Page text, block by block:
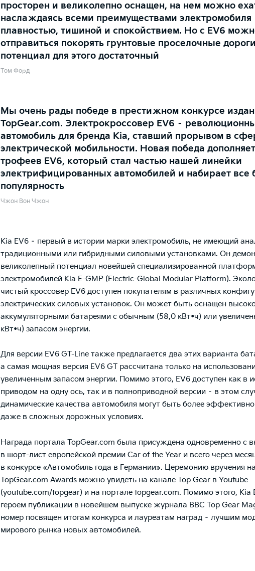
просторен и великолепно оснащен, на нем можно
наслаждаясь всеми преимуществами электромобиля
плавностью, тишиной и спокойствием. Но с EV6
отправиться покорять грунтовые проселочные
потенциал для этого достаточный
Том Форд
Мы очень рады победе в престижном конкурсе
TopGear.com. Электрокроссовер EV6 –
автомобиль для бренда Kia, ставший прорывом в
электрической мобильности. Новая победа
трофеев EV6, который стал частью нашей линейки
электрифицированных автомобилей и набирает все
популярность
Чжон Вон Чжон
Kia EV6 – первый в истории марки электромобиль, не имеющий
традиционными или гибридными силовыми установками. Он
великолепный потенциал новейшей специализированной
электромобилей Kia E-GMP (Electric-Global Modular Platform).
чистый кроссовер EV6 доступен покупателям в различных
электрических силовых установок. Он может быть оснащен
аккумуляторными батареями с обычным (58,0 кВт•ч) или
кВт•ч) запасом энергии.
Для версии EV6 GT-Line также предлагается два этих варианта
а самая мощная версия EV6 GT рассчитана только на
увеличенным запасом энергии. Помимо этого, EV6 доступен как в
приводом на одну ось, так и в полноприводной версии – в этом
динамические качества автомобиля могут быть более
даже в сложных дорожных условиях.
Награда портала TopGear.com была присуждена одновременно с
в шорт-лист европейской премии Car of the Year и всего через
в конкурсе «Автомобиль года в Германии». Церемонию вручения
TopGear.com Awards можно увидеть на канале Top Gear в Youtube
(youtube.com/topgear) и на портале topgear.com. Помимо этого, Kia
героем публикации в новейшем выпуске журнала BBC Top Gear
номер посвящен итогам конкурса и лауреатам наград – лучшим
мирового рынка новых автомобилей.